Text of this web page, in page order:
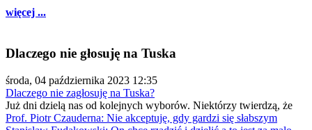
więcej ...
Dlaczego nie głosuję na Tuska
środa, 04 października 2023 12:35
Dlaczego nie zagłosuję na Tuska?
Już dni dzielą nas od kolejnych wyborów. Niektórzy twierdzą, że
Prof. Piotr Czauderna: Nie akceptuję, gdy gardzi się słabszym